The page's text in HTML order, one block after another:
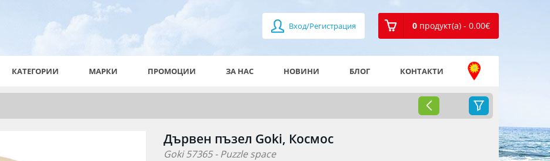
Вход/Регистрация 0 продукт(а) - 0.00€
КАТЕГОРИИ МАРКИ ПРОМОЦИИ ЗА НАС НОВИНИ БЛОГ КОНТАКТИ
Дървен пъзел Goki, Космос
Goki 57365 - Puzzle space